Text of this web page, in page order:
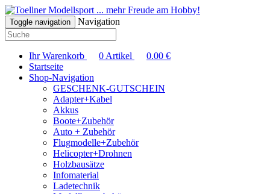
... mehr Freude am Hobby!
Toggle navigation Navigation
Ihr Warenkorb 0 Artikel 0.00 €
Startseite
Shop-Navigation
GESCHENK-GUTSCHEIN
Adapter+Kabel
Akkus
Boote+Zubehör
Auto + Zubehör
Flugmodelle+Zubehör
Helicopter+Drohnen
Holzbausätze
Infomaterial
Ladetechnik